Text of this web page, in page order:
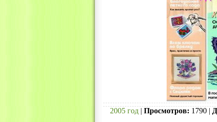
2005 год| Просмотров: 1790 |